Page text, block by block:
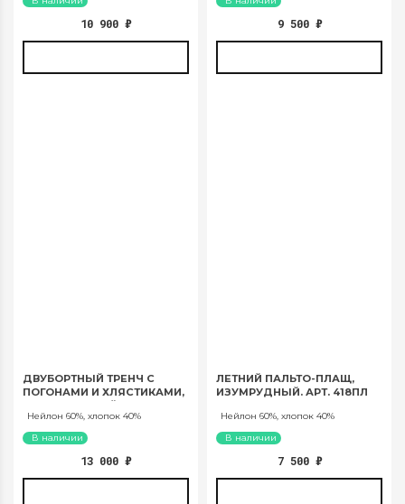
10 900 ₽ 9 500 ₽
ДВУБОРТНЫЙ ТРЕНЧ С
ПОГОНАМИ И ХЛЯСТИКАМИ,
Нейлон 60%, хлопок 40%
В наличии
13 000 ₽
ЛЕТНИЙ ПАЛЬТО-ПЛАЩ,
ИЗУМРУДНЫЙ. АРТ. 418ПЛ
Нейлон 60%, хлопок 40%
В наличии
7 500 ₽